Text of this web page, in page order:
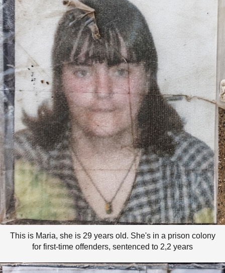
This is Maria, she is 29 years old. She's in a prison colony
for first-time offenders, sentenced to 2,2 years